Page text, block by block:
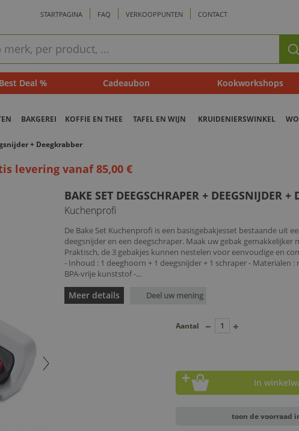
STARTPAGINA FAQ VERKOOPPUNTEN CONTACT
Best Deal % Cadeaubon Kookworkshops
BAKGEREI KOFFIE EN THEE TAFEL EN WIJN KRUIDENIERSWINKEL
+ Deegkrabber
levering vanaf 85,00 €
BAKE SET DEEGSCHRAPER + DEEGSNIJDER +
Kuchenprofi
De Bake Set Kuchenprofi is een basisgebakjesset bestaande uit
deegsnijder en een deegschraper. Maak uw gebak gemakkelijker
Praktisch, de 3 gebakjes kunnen nestelen voor eenvoudige en
- Inhoud : 1 deeghoorn + 1 deegsnijder + 1 schraper - Materialen
BPA-vrije kunststof -...
Meer details Deel uw mening
Aantal
In
toon de voorraad